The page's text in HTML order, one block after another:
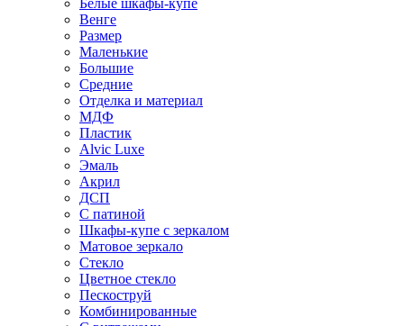
Белые шкафы-купе
Венге
Размер
Маленькие
Большие
Средние
Отделка и материал
МДФ
Пластик
Alvic Luxe
Эмаль
Акрил
ДСП
С патиной
Шкафы-купе с зеркалом
Матовое зеркало
Стекло
Цветное стекло
Пескоструй
Комбинированные